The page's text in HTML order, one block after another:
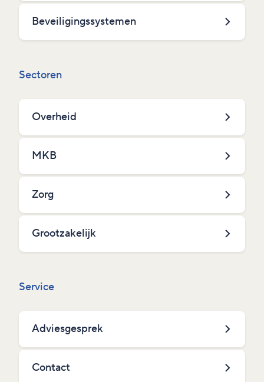
Beveiligingssystemen
Sectoren
Overheid
MKB
Zorg
Grootzakelijk
Service
Adviesgesprek
Contact